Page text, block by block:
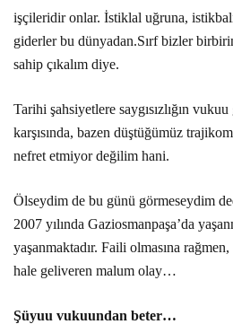
işçileridir onlar. İstiklal uğruna,
giderler bu dünyadan.Sırf bizler
sahip çıkalım diye.
Tarihi şahsiyetlere saygısızlığın
karşısında, bazen düştüğümüz
nefret etmiyor değilim hani.
Ölseydim de bu günü görmeseydim
2007 yılında Gaziosmanpaşa’da
yaşanmaktadır. Faili olmasına
hale geliveren malum olay…
Şüyuu vukuundan beter…